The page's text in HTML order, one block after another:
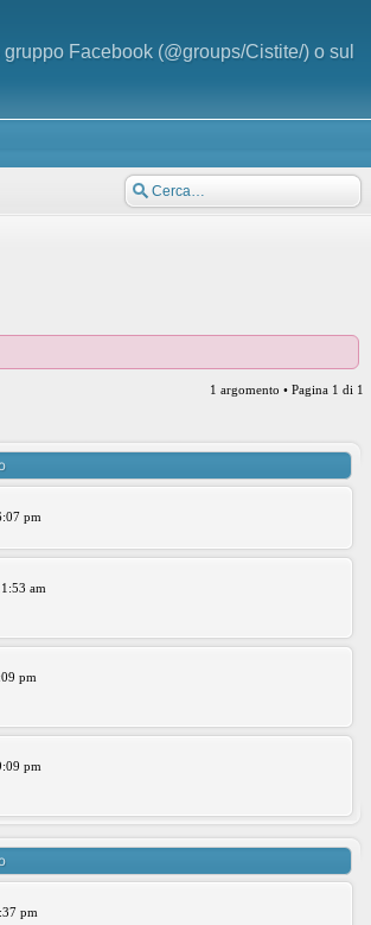
Facebook (@groups/Cistite/) o sul
1 argomento • Pagina 1 di 1
pm
am
pm
pm
pm